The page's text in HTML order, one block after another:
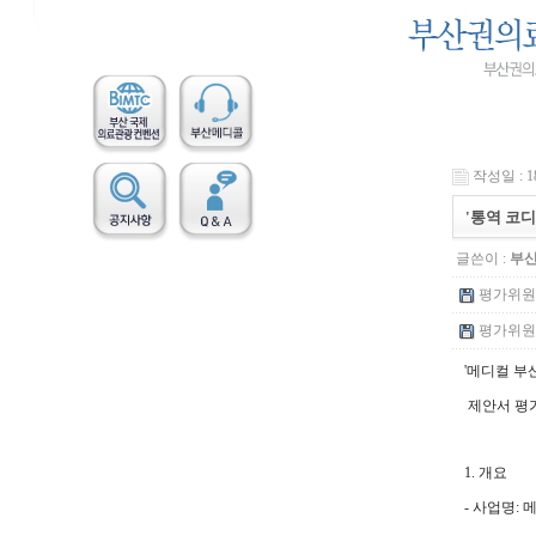
작성일 :
'통역 코
글쓴이 : 부
평가위
평가위
'메디컬 부
제안서 평
1. 개요
- 사업명: